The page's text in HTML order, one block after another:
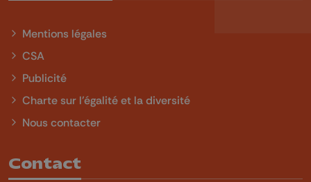
Mentions légales
CSA
Publicité
Charte sur l'égalité et la diversité
Nous contacter
Contact